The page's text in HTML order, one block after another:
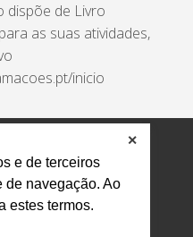
e de terceiros
de navegação. Ao
estes termos.
✕
dispõe de Livro
as suas atividades,
inicio
de Dados
Dados
Livro Eletrónico
de Denúncias
by AM. Developed by